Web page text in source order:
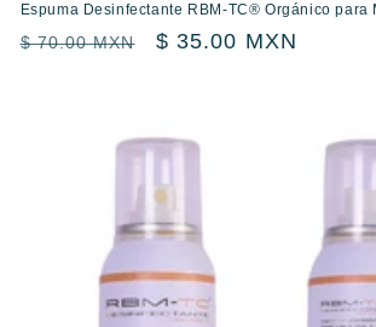
Espuma Desinfectante RBM-TC® Orgánico para
Precio
$ 70.00 MXN
Precio
$ 35.00 MXN